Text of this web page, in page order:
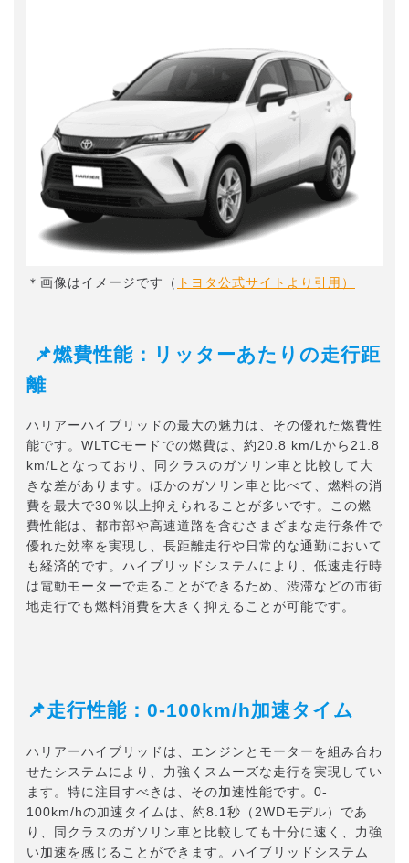
＊画像はイメージです（ トヨタ公式サイトより引用）
📌燃費性能：リッターあたりの走行距
離
ハリアーハイブリッドの最大の魅力は、その優れた燃費性
能です。WLTCモードでの燃費は、約20.8 km/Lから21.8
km/Lとなっており、同クラスのガソリン車と比較して大
きな差があります。ほかのガソリン車と比べて、燃料の消
費を最大で30％以上抑えられることが多いです。この燃
費性能は、都市部や高速道路を含むさまざまな走行条件で
優れた効率を実現し、長距離走行や日常的な通勤において
も経済的です。ハイブリッドシステムにより、低速走行時
は電動モーターで走ることができるため、渋滞などの市街
地走行でも燃料消費を大きく抑えることが可能です。
📌走行性能：0-100km/h加速タイム
ハリアーハイブリッドは、エンジンとモーターを組み合わ
せたシステムにより、力強くスムーズな走行を実現してい
ます。特に注目すべきは、その加速性能です。0-
100km/hの加速タイムは、約8.1秒（2WDモデル）であ
り、同クラスのガソリン車と比較しても十分に速く、力強
い加速を感じることができます。ハイブリッドシステム